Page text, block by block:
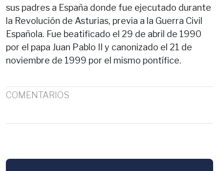
sus padres a España donde fue ejecutado durante
la Revolución de Asturias, previa a la Guerra Civil
Española. Fue beatificado el 29 de abril de 1990
por el papa Juan Pablo II y canonizado el 21 de
noviembre de 1999 por el mismo pontífice.
COMENTARIOS